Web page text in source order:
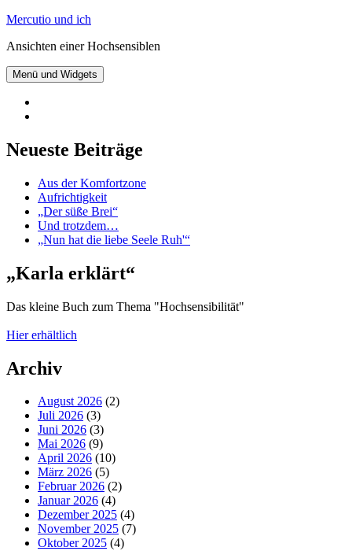
Zum
springen
Mercutio und ich
Ansichten einer Hochsensiblen
Menü und Widgets
Neueste Beiträge
Aus der Komfortzone
Aufrichtigkeit
„Der süße Brei“
Und trotzdem…
„Nun hat die liebe Seele Ruh'“
„Karla erklärt“
Das kleine Buch zum Thema "Hochsensibilität"
Hier erhältlich
Archiv
August 2026 (2)
Juli 2026 (3)
Juni 2026 (3)
Mai 2026 (9)
April 2026 (10)
März 2026 (5)
Februar 2026 (2)
Januar 2026 (4)
Dezember 2025 (4)
November 2025 (7)
Oktober 2025 (4)